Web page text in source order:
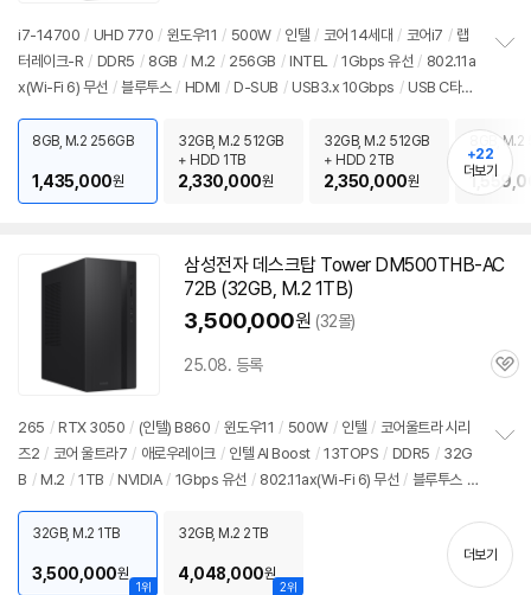
i7-14700 / UHD 770 / 윈도우11 / 500W / 인텔 / 코어 14세대 / 코어i7 / 랩
터레이크-R / DDR5 / 8GB / M.2 / 256GB / INTEL / 1Gbps 유선 / 802.11a
x(Wi-Fi 6) 무선 / 블루투스 / HDMI / D-SUB / USB3.x 10Gbps / USB C타입
가격: 3,499,000원
치
기
8GB, M.2 256GB
1,435,000원
32GB, M.2 512GB
+ HDD 1TB
2,330,000원
32GB, M.2 512GB
+ HDD 2TB
2,350,000원
8GB, M.2
+22
더보기
삼성전자 데스크탑 Tower DM500THB-AC
72B (32GB, M.2 1TB)
3,500,000원 (32몰)
25.08. 등록
관
265 / RTX 3050 / (인텔) B860 / 윈도우11 / 500W / 인텔 / 코어울트라 시리
즈2 / 코어 울트라7 / 애로우레이크 / 인텔 AI Boost / 13TOPS / DDR5 / 32G
B / M.2 / 1TB / NVIDIA / 1Gbps 유선 / 802.11ax(Wi-Fi 6) 무선 / 블루투스 /
들타워 / 6.66kg 용도: 게임용 / 소비자 가격: 3,499,000원
기
1위
32GB, M.2 1TB
3,500,000원
2위
32GB, M.2 2TB
4,048,000원
더보기